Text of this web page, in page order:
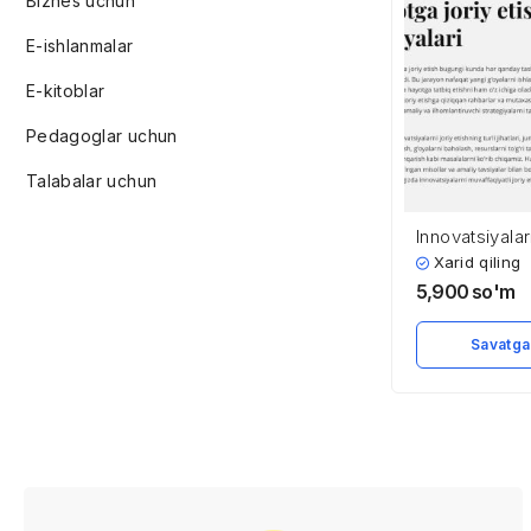
E-ishlanmalar
E-kitoblar
Pedagoglar uchun
Talabalar uchun
joriy etish
Xarid qiling
5,900 so'm